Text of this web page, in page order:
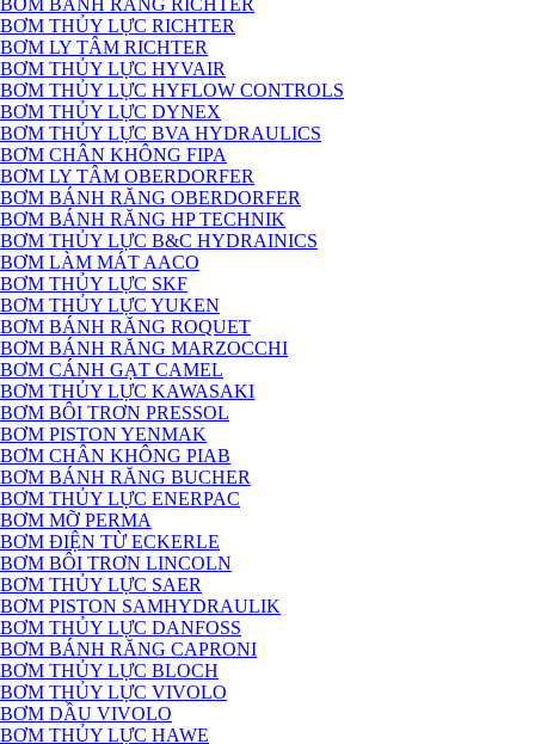
BƠM BÁNH RĂNG RICHTER
BƠM THỦY LỰC RICHTER
BƠM LY TÂM RICHTER
BƠM THỦY LỰC HYVAIR
BƠM THỦY LỰC HYFLOW CONTROLS
BƠM THỦY LỰC DYNEX
BƠM THỦY LỰC BVA HYDRAULICS
BƠM CHÂN KHÔNG FIPA
BƠM LY TÂM OBERDORFER
BƠM BÁNH RĂNG OBERDORFER
BƠM BÁNH RĂNG HP TECHNIK
BƠM THỦY LỰC B&C HYDRAINICS
BƠM LÀM MÁT AACO
BƠM THỦY LỰC SKF
BƠM THỦY LỰC YUKEN
BƠM BÁNH RĂNG ROQUET
BƠM BÁNH RĂNG MARZOCCHI
BƠM CÁNH GẠT CAMEL
BƠM THỦY LỰC KAWASAKI
BƠM BÔI TRƠN PRESSOL
BƠM PISTON YENMAK
BƠM CHÂN KHÔNG PIAB
BƠM BÁNH RĂNG BUCHER
BƠM THỦY LỰC ENERPAC
BƠM MỠ PERMA
BƠM ĐIỆN TỪ ECKERLE
BƠM BÔI TRƠN LINCOLN
BƠM THỦY LỰC SAER
BƠM PISTON SAMHYDRAULIK
BƠM THỦY LỰC DANFOSS
BƠM BÁNH RĂNG CAPRONI
BƠM THỦY LỰC BLOCH
BƠM THỦY LỰC VIVOLO
BƠM DẦU VIVOLO
BƠM THỦY LỰC HAWE